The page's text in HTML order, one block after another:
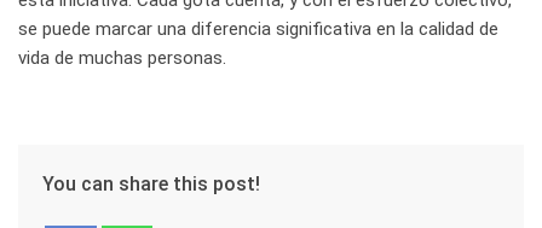
se puede marcar una diferencia significativa en la calidad de
vida de muchas personas.
You can share this post!